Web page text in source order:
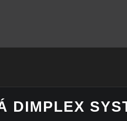
DIMPLEX